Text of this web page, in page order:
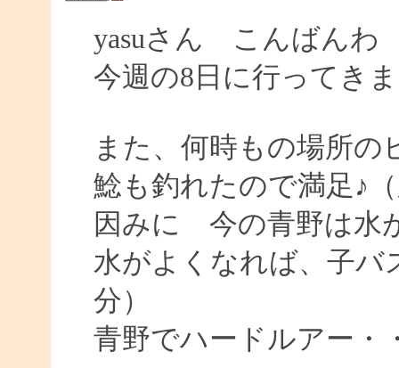
yasuさん こんばんわ
今週の8日に行ってき
また、何時もの場所
鯰も釣れたので満足♪
因みに 今の青野は水
水がよくなれば、子バ
分）
青野でハードルアー